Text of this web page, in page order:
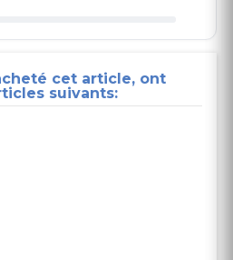
cet article, ont
suivants: